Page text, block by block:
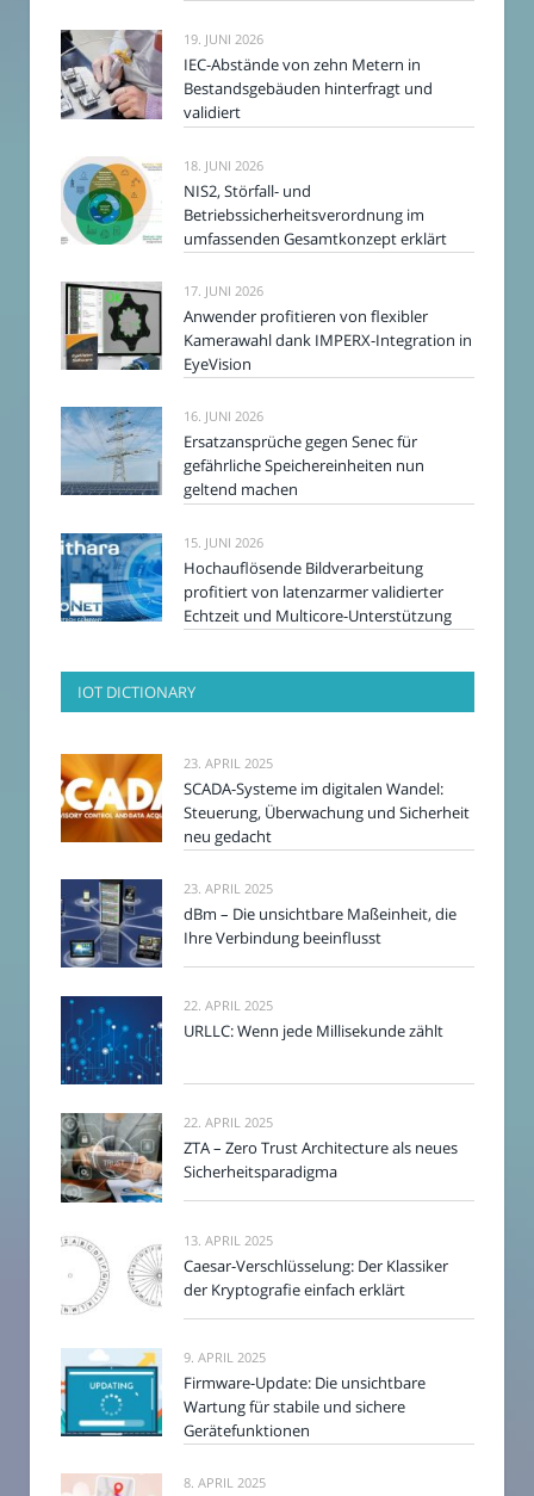
19. JUNI 2026
IEC-Abstände von zehn Metern in
Bestandsgebäuden hinterfragt und
validiert
18. JUNI 2026
NIS2, Störfall- und
Betriebssicherheitsverordnung im
umfassenden Gesamtkonzept erklärt
17. JUNI 2026
Anwender profitieren von flexibler
Kamerawahl dank IMPERX-Integration in
EyeVision
16. JUNI 2026
Ersatzansprüche gegen Senec für
gefährliche Speichereinheiten nun
geltend machen
15. JUNI 2026
Hochauflösende Bildverarbeitung
profitiert von latenzarmer validierter
Echtzeit und Multicore-Unterstützung
IOT DICTIONARY
23. APRIL 2025
SCADA-Systeme im digitalen Wandel:
Steuerung, Überwachung und Sicherheit
neu gedacht
23. APRIL 2025
dBm – Die unsichtbare Maßeinheit, die
Ihre Verbindung beeinflusst
22. APRIL 2025
URLLC: Wenn jede Millisekunde zählt
22. APRIL 2025
ZTA – Zero Trust Architecture als neues
Sicherheitsparadigma
13. APRIL 2025
Caesar-Verschlüsselung: Der Klassiker
der Kryptografie einfach erklärt
9. APRIL 2025
Firmware-Update: Die unsichtbare
Wartung für stabile und sichere
Gerätefunktionen
8. APRIL 2025